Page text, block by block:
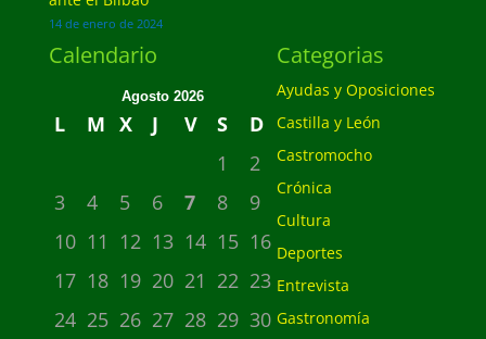
14 de enero de 2024
Calendario
Agosto 2026
L M X J V S
D
1
2
3
4 5 6 7 8
9
10 11 12 13 14 15 16
17 18 19 20 21 22 23
24 25 26 27 28 29 30
Categorias
Ayudas y Oposiciones
Castilla y León
Castromocho
Crónica
Cultura
Deportes
Entrevista
Gastronomía